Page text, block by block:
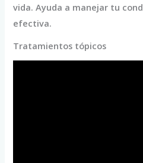
vida. Ayuda a manejar tu
efectiva.
Tratamientos tópicos